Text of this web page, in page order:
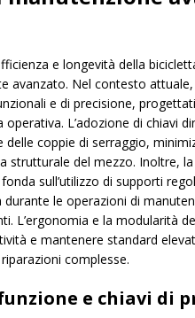
e longevità della
avanzato. Nel contesto
e di precisione,
operativa. L’adozione di chiavi
coppie di serraggio,
strutturale del mezzo. Inoltre,
sull’utilizzo di supporti
durante le operazioni di
L’ergonomia e la modularità
e mantenere standard
complesse.
e chiavi di